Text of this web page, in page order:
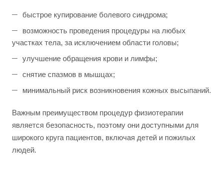
быстрое купирование болевого синдрома;
возможность проведения процедуры на любых
участках тела, за исключением области головы;
улучшение обращения крови и лимфы;
снятие спазмов в мышцах;
минимальный риск возникновения кожных высыпаний.
Важным преимуществом процедур физиотерапии
является безопасность, поэтому они доступными для
широкого круга пациентов, включая детей и пожилых
людей.